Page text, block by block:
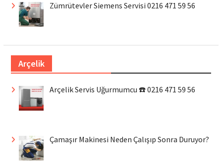
Zümrütevler Siemens Servisi 0216 471 59 56
Arçelik
Arçelik Servis Uğurmumcu ☎️ 0216 471 59 56
Çamaşır Makinesi Neden Çalışıp Sonra Duruyor?